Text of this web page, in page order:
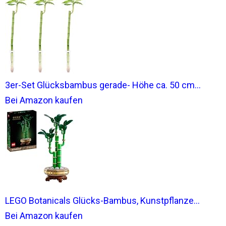
3er-Set Glücksbambus gerade- Höhe ca. 50 cm...
Bei Amazon kaufen
LEGO Botanicals Glücks-Bambus, Kunstpflanze...
Bei Amazon kaufen